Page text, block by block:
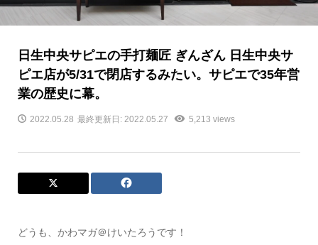
日生中央サピエの手打麺匠 ぎんざん 日生中央サ
ピエ店が5/31で閉店するみたい。サピエで35年営
業の歴史に幕。
2022.05.28 最終更新日: 2022.05.27 5,213 views
どうも、かわマガ＠けいたろうです！